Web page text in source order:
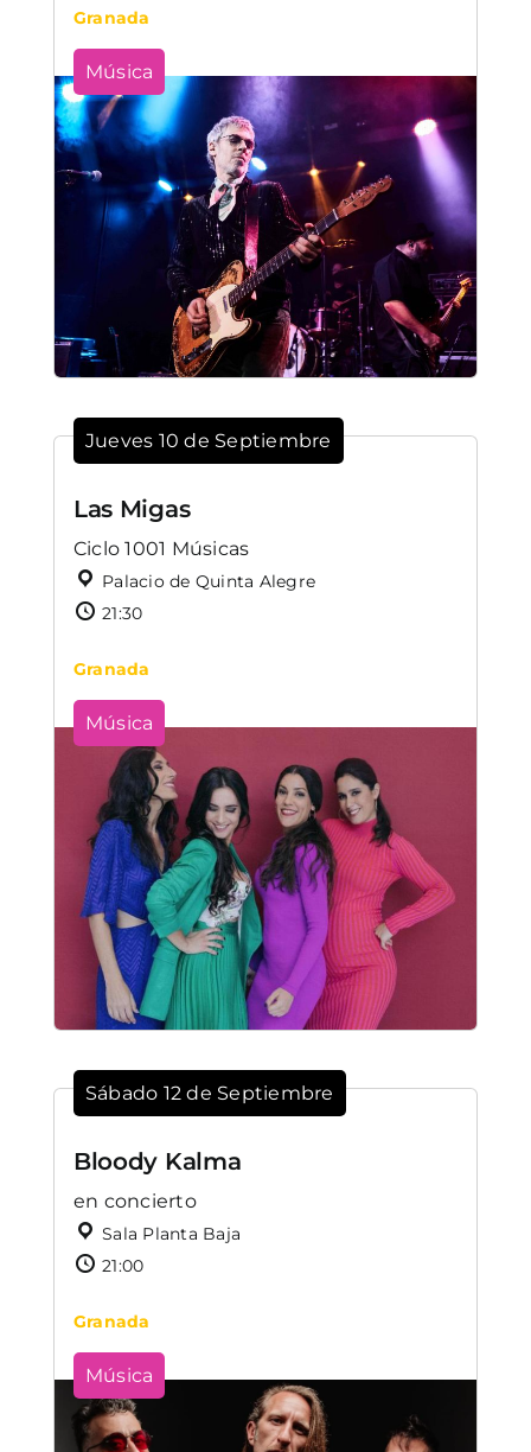
Granada
Música
Jueves 10 de Septiembre
Las Migas
Ciclo 1001 Músicas
Palacio de Quinta Alegre
21:30
Granada
Música
Sábado 12 de Septiembre
Bloody Kalma
en concierto
Sala Planta Baja
21:00
Granada
Música